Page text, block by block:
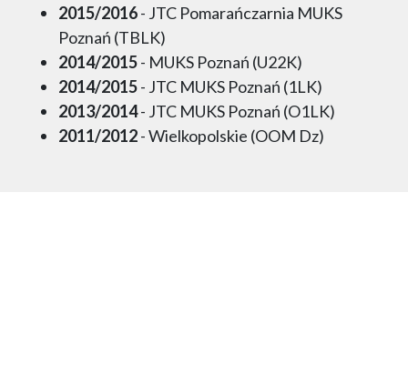
2015/2016- JTC Pomarańczarnia MUKS
Poznań (TBLK)
2014/2015- MUKS Poznań (U22K)
2014/2015- JTC MUKS Poznań (1LK)
2013/2014- JTC MUKS Poznań (O1LK)
2011/2012- Wielkopolskie (OOM Dz)